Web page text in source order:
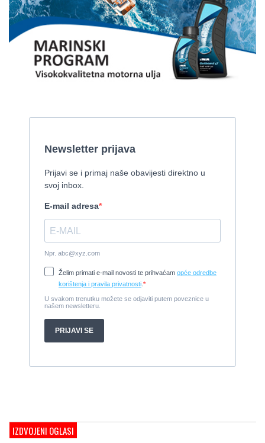
Gulet Kadena
2000, 32 x 8 m, Cummins
Pirelli 770 EFB
2010, 8,46 x 3,12 m, Mercruiser 235,4 kw
2015, 27 x 7 m, Iveco aifo x 2
Izletnički brod - 94 osobe
Cijena:370.000 EUR
Tender Williams 325 TurboJet - sniženo!
2008, 325 x 1.7 m, weber 750
Damor 900 FURIA - EXTRA OPREMA - PRILIKA - SNIŽENA
CIJENA
2008, 8,98 x 3 m, Yanmar 200kW - unutranji, diesel
Cijena:65.000 EUR
Prodajem jedrilicu ELAN 31 S
Cijena:27.000 EUR
Gulet Hera
M/B San snova
2008, 27 x 6.5 m, Volvo penta 350 KS
Cijena:
IZDVOJENI OGLASI